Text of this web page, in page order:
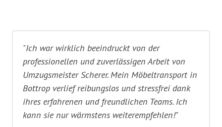
"Ich war wirklich beeindruckt von der
professionellen und zuverlässigen Arbeit von
Umzugsmeister Scherer. Mein Möbeltransport in
Bottrop verlief reibungslos und stressfrei dank
ihres erfahrenen und freundlichen Teams. Ich
kann sie nur wärmstens weiterempfehlen!"